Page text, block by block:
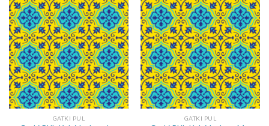
GATKI PUL GATKI PUL